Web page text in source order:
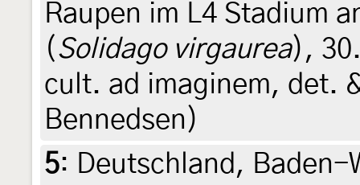
Raupen im L4 Stadium
( Solidago virgaurea),
cult. ad imaginem, det.
Bennedsen)
5: Deutschland, Baden-